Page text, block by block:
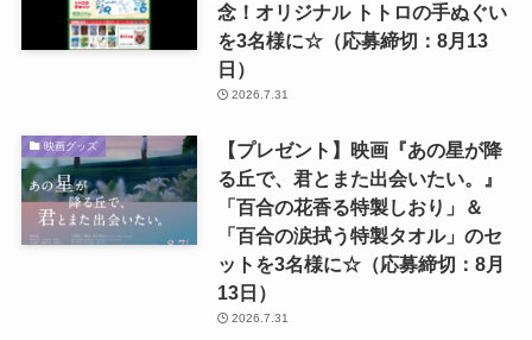
念！オリジナル トトロの手ぬぐい
を3名様に☆（応募締切：8月13
日）
2026.7.31
映画グッズ
【プレゼント】映画『あの星が降
る丘で、君とまた出会いたい。』
「百合の花香る特製しおり」＆
「百合の涙拭う特製タオル」のセ
ットを3名様に☆（応募締切：8月
13日）
2026.7.31